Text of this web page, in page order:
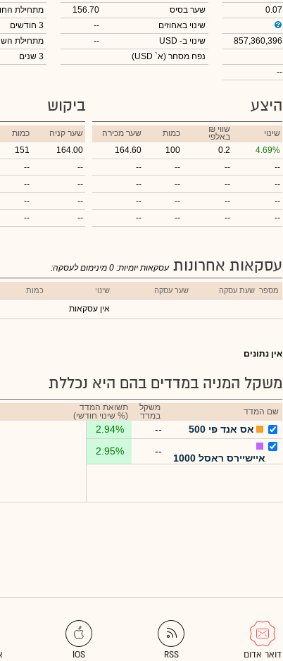
0.07
857,360,396
--
שער בסיס
156.70
שינוי באחוזים
--
שינוי ב- USD
--
נפח מסחר (א` USD)
מתחילת
3 חודשים
מתחילת
3 שנים
היצע
שינוי ₪ שווי
באלפי כמות
שער מכירה
4.69%
0.2
100
164.60
--
--
--
--
--
--
--
--
--
--
--
--
--
--
--
--
ביקוש
שער קניה כמות
164.00
151
--
--
--
--
--
--
--
--
עסקאות אחרונות עסקאות יומיות: 0 מינימום לעסקה:
מספר שעת עסקה שער עסקה שינוי כמות
אין עסקאות
אין נתונים
משקל המניה במדדים בהם היא נכללת
שם המדד
משקל
במדד
תשואת המדד
(% שינוי חודשי)
אס אנד פי 500 --
2.94%
איישיירס ראסל 1000
--
2.95%